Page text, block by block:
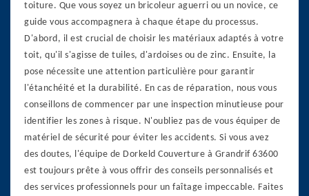
toiture. Que vous soyez un bricoleur aguerri ou un novice, ce
guide vous accompagnera à chaque étape du processus.
D'abord, il est crucial de choisir les matériaux adaptés à votre
toit, qu'il s'agisse de tuiles, d'ardoises ou de zinc. Ensuite, la
pose nécessite une attention particulière pour garantir
l'étanchéité et la durabilité. En cas de réparation, nous vous
conseillons de commencer par une inspection minutieuse pour
identifier les zones à risque. N'oubliez pas de vous équiper de
matériel de sécurité pour éviter les accidents. Si vous avez
des doutes, l'équipe de Dorkeld Couverture à Grandrif 63600
est toujours prête à vous offrir des conseils personnalisés et
des services professionnels pour un faîtage impeccable. Faites